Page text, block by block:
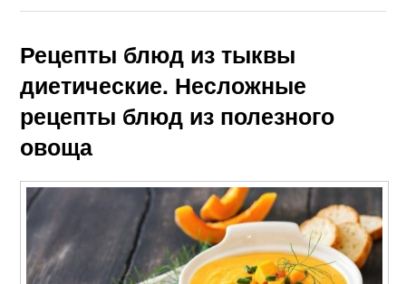
Рецепты блюд из тыквы
диетические. Несложные
рецепты блюд из полезного
овоща